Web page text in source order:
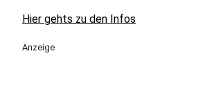
Hier gehts zu den Infos
Anzeige